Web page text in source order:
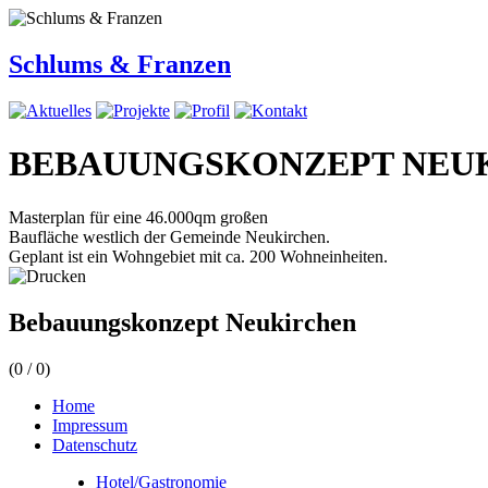
Schlums & Franzen
BEBAUUNGSKONZEPT
Masterplan für eine 46.000qm großen
Baufläche westlich der Gemeinde Neukirchen.
Geplant ist ein Wohngebiet mit ca. 200 Wohneinheiten.
Bebauungskonzept Neukirchen
(0 /0)
Home
Impressum
Datenschutz
Hotel/Gastronomie